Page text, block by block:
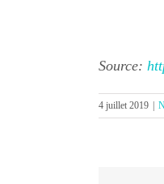
Source:
4 juillet 2019 |